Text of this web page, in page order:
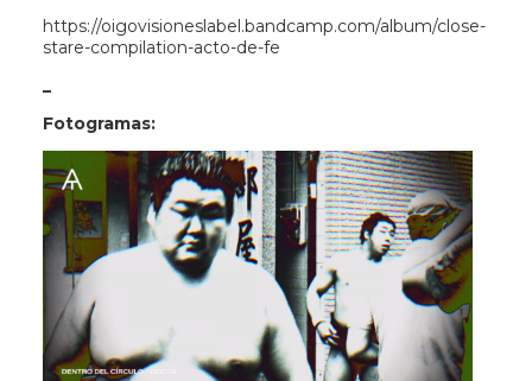
https://oigovisioneslabel.bandcamp.com/album/close-
stare-compilation-acto-de-fe
_
Fotogramas: